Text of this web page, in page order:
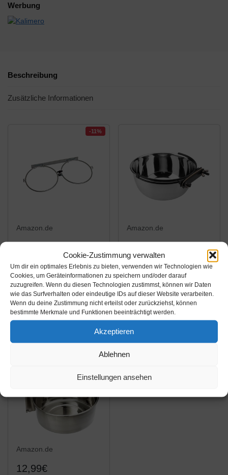
Cookie-Zustimmung verwalten
Um dir ein optimales Erlebnis zu bieten, verwenden wir Technologien wie
Cookies, um Geräteinformationen zu speichern und/oder darauf
zuzugreifen. Wenn du diesen Technologien zustimmst, können wir Daten
wie das Surfverhalten oder eindeutige IDs auf dieser Website verarbeiten.
Wenn du deine Zustimmung nicht erteilst oder zurückziehst, können
bestimmte Merkmale und Funktionen beeinträchtigt werden.
Akzeptieren
Ablehnen
Einstellungen ansehen
Werbung
Beschreibung
Zusätzliche Informationen
-11%
Amazon.de
Karlie Wand- und
Zwinger- Halter/für
Futternäpfe, 2 x 1800
ml
Amazon / Ebay
Produkt ansehen*
Amazon.de
Smandy Hängende
Hundenäpfe
Edelstahlnapf
Wasserspender
Schüsseln Näpfe zum
und Wasser(L 20 cm)
Amazon / Ebay
Produkt ansehen*
Amazon.de
12,99€